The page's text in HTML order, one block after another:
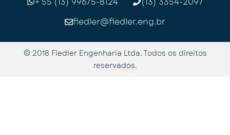
o
k
d
n
g
a
m
fiedler@fiedler.eng.br
© 2018 Fiedler Engenharia Ltda. Todos os direitos
reservados.